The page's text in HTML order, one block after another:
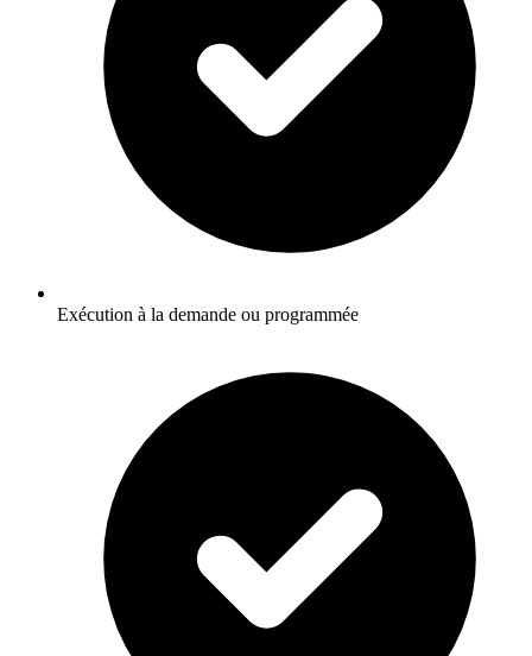
Exécution à la demande ou programmée